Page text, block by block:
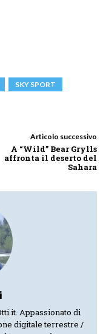
SKY SPORT
Articolo successivo
A “Wild” Bear Grylls
affronta il deserto del
Sahara
Appassionato di
digitale terrestre /